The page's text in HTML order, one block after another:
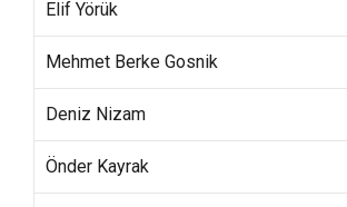
Elif Yörük
Mehmet Berke Gosnik
Deniz Nizam
Önder Kayrak